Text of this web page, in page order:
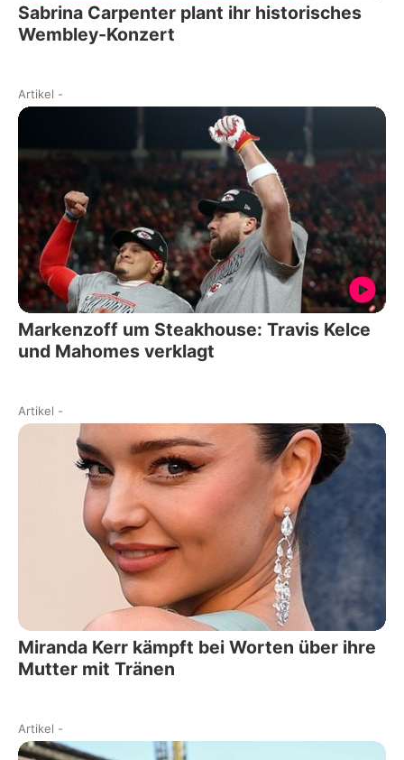
Sabrina Carpenter plant ihr historisches
Wembley-Konzert
Artikel -
Markenzoff um Steakhouse: Travis Kelce
und Mahomes verklagt
Artikel -
Miranda Kerr kämpft bei Worten über ihre
Mutter mit Tränen
Artikel -